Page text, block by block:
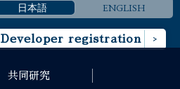
日本語 ENGLISH
Developer registration
共同研究